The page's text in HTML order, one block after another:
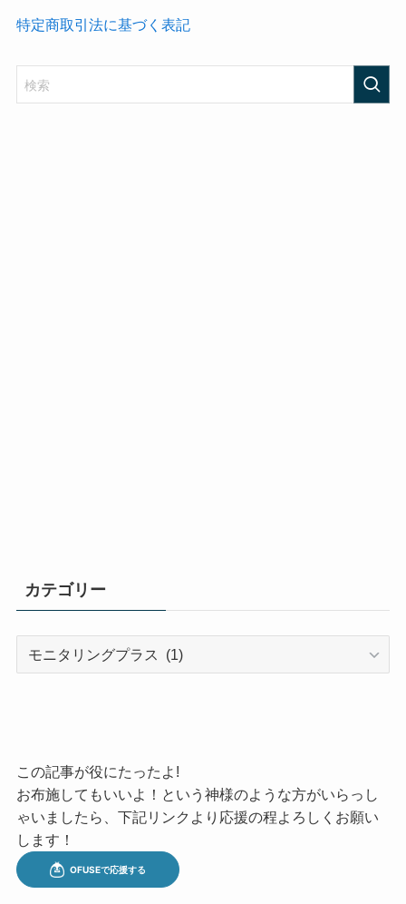
特定商取引法に基づく表記
カテゴリー
この記事が役にたったよ!
お布施してもいいよ！という神様のような方がいらっし
ゃいましたら、下記リンクより応援の程よろしくお願い
します！